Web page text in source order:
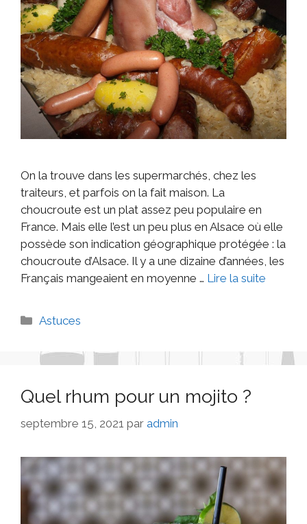
On la trouve dans les supermarchés, chez les
traiteurs, et parfois on la fait maison. La
choucroute est un plat assez peu populaire en
France. Mais elle l’est un peu plus en Alsace où elle
possède son indication géographique protégée : la
choucroute d’Alsace. Il y a une dizaine d’années, les
Français mangeaient en moyenne … Lire la suite
Astuces
Quel rhum pour un mojito ?
septembre 15, 2021 par admin